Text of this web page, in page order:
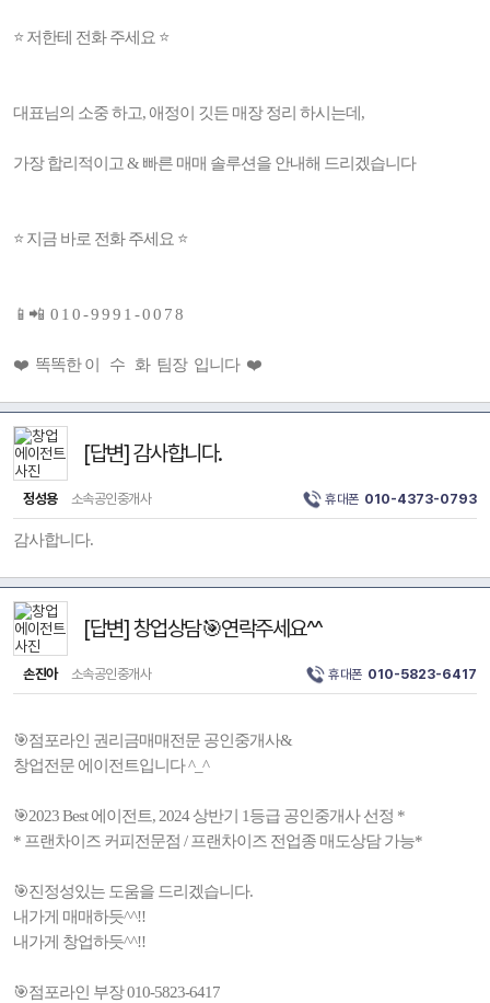
⭐️ 저한테 전화 주세요 ⭐️
대표님의 소중 하고, 애정이 깃든 매장 정리 하시는데,
가장 합리적이고 & 빠른 매매 솔루션을 안내해 드리겠습니다
⭐ 지금 바로 전화 주세요 ⭐
📱📲 0 1 0 - 9 9 9 1 - 0 0 7 8
❤️ 똑똑한 이 수 화 팀장 입니다 ❤️
[답변] 감사합니다.
정성용 소속공인중개사 휴대폰 010-4373-0793
감사합니다.
[답변] 창업상담🎯연락주세요^^
손진아 소속공인중개사 휴대폰 010-5823-6417
🎯점포라인 권리금매매전문 공인중개사&
창업전문 에이전트입니다 ^_^
🎯2023 Best 에이전트, 2024 상반기 1등급 공인중개사 선정 *
* 프랜차이즈 커피전문점 / 프랜차이즈 전업종 매도상담 가능*
🎯진정성있는 도움을 드리겠습니다.
내가게 매매하듯^^!!
내가게 창업하듯^^!!
🎯점포라인 부장 010-5823-6417